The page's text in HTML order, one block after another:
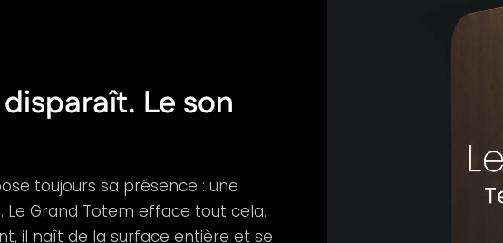
Le son
toujours sa présence : une
Le Grand Totem efface tout cela.
il naît de la surface entière et se